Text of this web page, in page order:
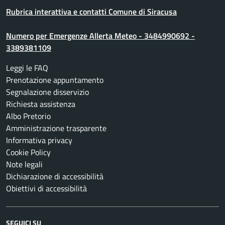
Rubrica interattiva e contatti Comune di Siracusa
Numero per Emergenze Allerta Meteo - 3484990692 -
3389381109
Leggi le FAQ
Prenotazione appuntamento
Segnalazione disservizio
Richiesta assistenza
Albo Pretorio
Amministrazione trasparente
Informativa privacy
Cookie Policy
Note legali
Dichiarazione di accessibilità
Obiettivi di accessibilità